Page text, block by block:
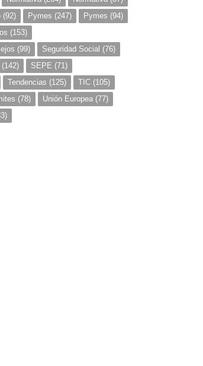
(92) Pymes (247) Pymes (94)
(153)
(99) Seguridad Social (76)
(142) SEPE (71)
Tendencias (125) TIC (105)
(78) Unión Europea (77)